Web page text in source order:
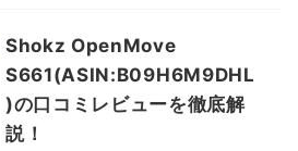
Shokz OpenMove
S661(ASIN:B09H6M9DHL
)の口コミレビューを徹底解
説！